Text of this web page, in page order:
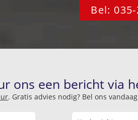
Bel:
ons een bericht via
. Gratis advies nodig? Bel ons